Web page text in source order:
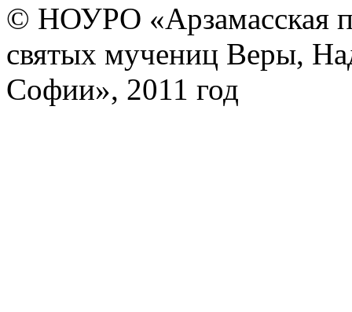
© НОУРО «Арзамасская
святых мучениц Веры,
Софии», 2011 год